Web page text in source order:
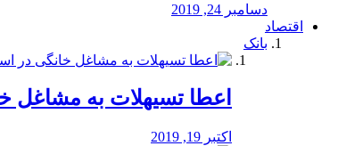
دسامبر 24, 2019
اقتصاد
بانک
️اعطا تسیهلات به مشاغل
اکتبر 19, 2019